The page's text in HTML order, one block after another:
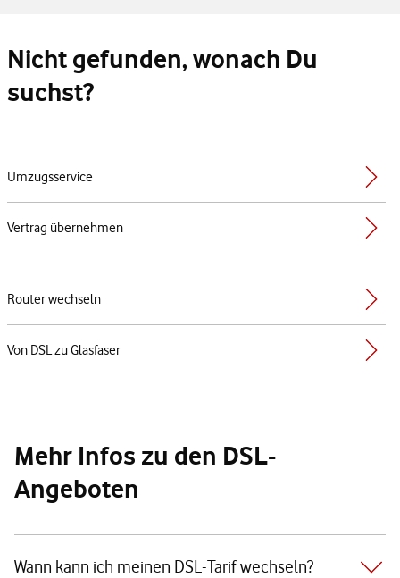
Nicht gefunden, wonach Du
suchst?
Umzugsservice
Vertrag übernehmen
Router wechseln
Von DSL zu Glasfaser
Mehr Infos zu den DSL-
Angeboten
Wann kann ich meinen DSL-Tarif wechseln?